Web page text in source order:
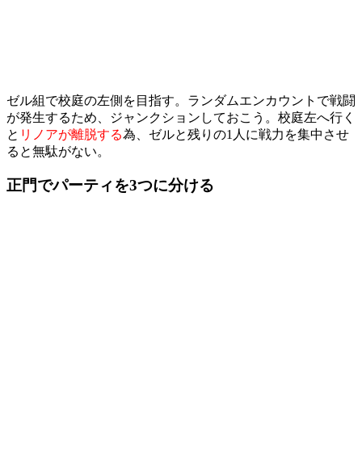
ゼル組で校庭の左側を目指す。ランダムエンカウントで戦闘
が発生するため、ジャンクションしておこう。校庭左へ行く
と リノアが離脱する為、ゼルと残りの1人に戦力を集中させ
ると無駄がない。
正門でパーティを3つに分ける